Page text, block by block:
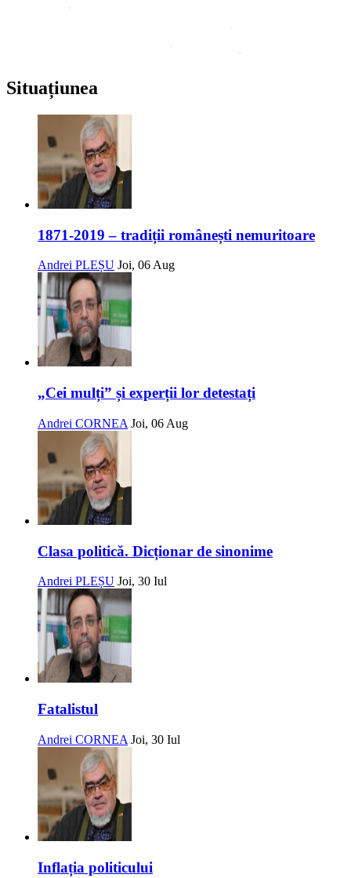
Situațiunea
1871-2019 – tradiții românești nemuritoare
Andrei PLEȘU Joi, 06 Aug
„Cei mulți” și experții lor detestați
Andrei CORNEA Joi, 06 Aug
Clasa politică. Dicționar de sinonime
Andrei PLEȘU Joi, 30 Iul
Fatalistul
Andrei CORNEA Joi, 30 Iul
Inflația politicului